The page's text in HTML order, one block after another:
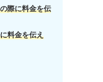
際に料金を伝
料金を伝え